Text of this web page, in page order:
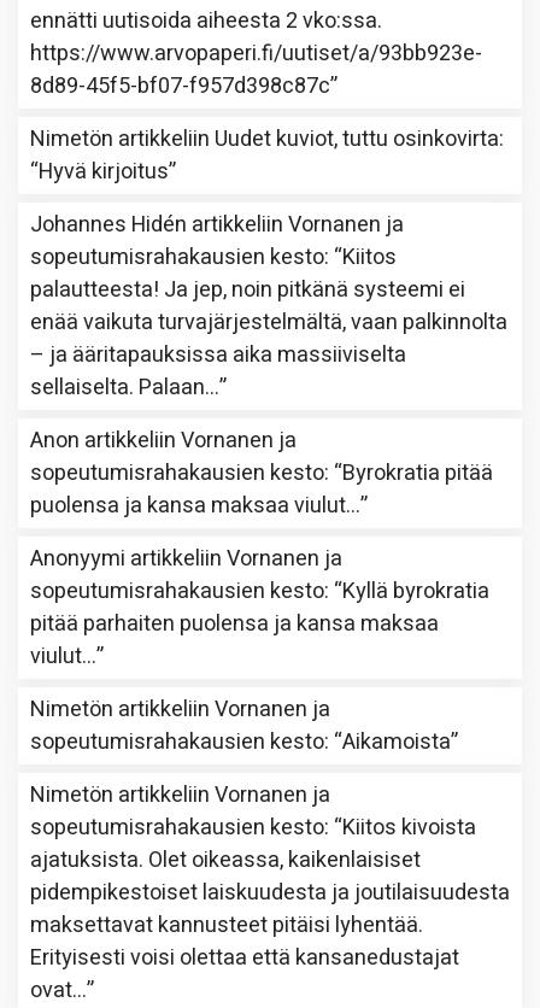
ennätti uutisoida aiheesta 2 vko:ssa.
https://www.arvopaperi.fi/uutiset/a/93bb923e-
8d89-45f5-bf07-f957d398c87c”
Nimetön artikkeliin Uudet kuviot, tuttu osinkovirta:
“Hyvä kirjoitus”
Johannes Hidén artikkeliinVornanen ja
sopeutumisrahakausien kesto: “Kiitos
palautteesta! Ja jep, noin pitkänä systeemi ei
enää vaikuta turvajärjestelmältä, vaan palkinnolta
– ja ääritapauksissa aika massiiviselta
sellaiselta. Palaan…”
Anon artikkeliinVornanen ja
sopeutumisrahakausien kesto: “Byrokratia pitää
puolensa ja kansa maksaa viulut…”
Anonyymi artikkeliinVornanen ja
sopeutumisrahakausien kesto: “Kyllä byrokratia
pitää parhaiten puolensa ja kansa maksaa
viulut…”
Nimetön artikkeliinVornanen ja
sopeutumisrahakausien kesto: “Aikamoista”
Nimetön artikkeliinVornanen ja
sopeutumisrahakausien kesto: “Kiitos kivoista
ajatuksista. Olet oikeassa, kaikenlaisiset
pidempikestoiset laiskuudesta ja joutilaisuudesta
maksettavat kannusteet pitäisi lyhentää.
Erityisesti voisi olettaa että kansanedustajat
ovat…”